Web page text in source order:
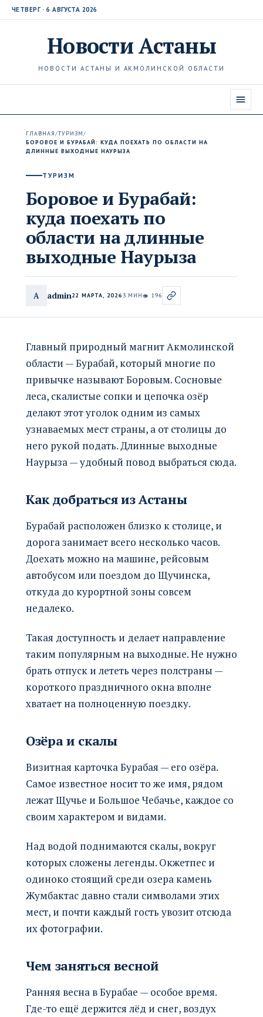
ЧЕТВЕРГ · 6 АВГУСТА 2026
НовостиАстаны
НОВОСТИ АСТАНЫ И АКМОЛИНСКОЙ ОБЛАСТИ
ГЛАВНАЯ/ТУРИЗМ/
БОРОВОЕ И БУРАБАЙ: КУДА ПОЕХАТЬ ПО ОБЛАСТИ НА
ДЛИННЫЕ ВЫХОДНЫЕ НАУРЫЗА
ТУРИЗМ
Боровое и Бурабай:
куда поехать по
области на длинные
выходные Наурыза
A admin22 МАРТА, 2026 3 МИН👁 196
Главный природный магнит Акмолинской
области — Бурабай, который многие по
привычке называют Боровым. Сосновые
леса, скалистые сопки и цепочка озёр
делают этот уголок одним из самых
узнаваемых мест страны, а от столицы до
него рукой подать. Длинные выходные
Наурыза — удобный повод выбраться сюда.
Как добраться из Астаны
Бурабай расположен близко к столице, и
дорога занимает всего несколько часов.
Доехать можно на машине, рейсовым
автобусом или поездом до Щучинска,
откуда до курортной зоны совсем
недалеко.
Такая доступность и делает направление
таким популярным на выходные. Не нужно
брать отпуск и лететь через полстраны —
короткого праздничного окна вполне
хватает на полноценную поездку.
Озёра и скалы
Визитная карточка Бурабая — его озёра.
Самое известное носит то же имя, рядом
лежат Щучье и Большое Чебачье, каждое со
своим характером и видами.
Над водой поднимаются скалы, вокруг
которых сложены легенды. Окжетпес и
одиноко стоящий среди озера камень
Жумбактас давно стали символами этих
мест, и почти каждый гость увозит отсюда
их фотографии.
Чем заняться весной
Ранняя весна в Бурабае — особое время.
Где-то ещё держится лёд и снег, воздух